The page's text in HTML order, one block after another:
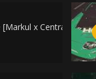
[Markul x Central Cee]